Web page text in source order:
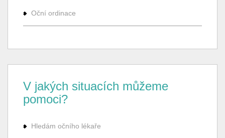
Oční ordinace
V jakých situacích můžeme
pomoci?
Hledám očního lékaře